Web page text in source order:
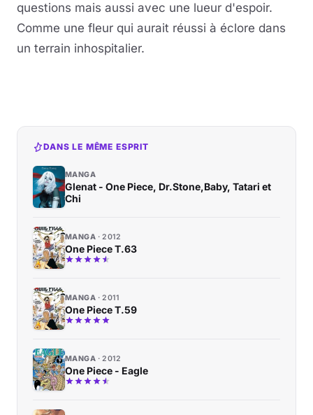
questions mais aussi avec une lueur d'espoir.
Comme une fleur qui aurait réussi à éclore dans
un terrain inhospitalier.
DANS LE MÊME ESPRIT
MANGA
Glenat - One Piece, Dr.Stone,Baby, Tatari et
Chi
MANGA 2012
One Piece T.63
MANGA 2011
One Piece T.59
MANGA 2012
One Piece - Eagle